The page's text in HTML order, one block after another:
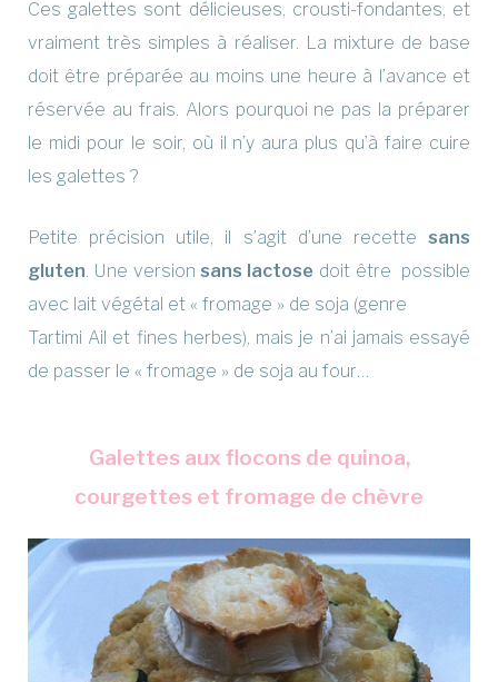
Ces galettes sont délicieuses, crousti-fondantes, et
vraiment très simples à réaliser. La mixture de base
doit être préparée au moins une heure à l’avance et
réservée au frais. Alors pourquoi ne pas la préparer
le midi pour le soir, où il n’y aura plus qu’à faire cuire
les galettes ?
Petite précision utile, il s’agit d’une recette sans
gluten. Une versionsans lactose doit être possible
avec lait végétal et « fromage » de soja (genre
Tartimi Ail et fines herbes), mais je n’ai jamais essayé
de passer le « fromage » de soja au four…
Galettes aux flocons de quinoa,
courgettes et fromage de chèvre